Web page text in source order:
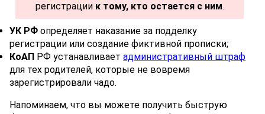
регистрации к тому, кто остается с ним.
УК РФ определяет наказание за подделку
регистрации или создание фиктивной прописки;
КоАП РФ устанавливаетадминистративный штраф
для тех родителей, которые не вовремя
зарегистрировали чадо.
Напоминаем, что вы можете получить быструю